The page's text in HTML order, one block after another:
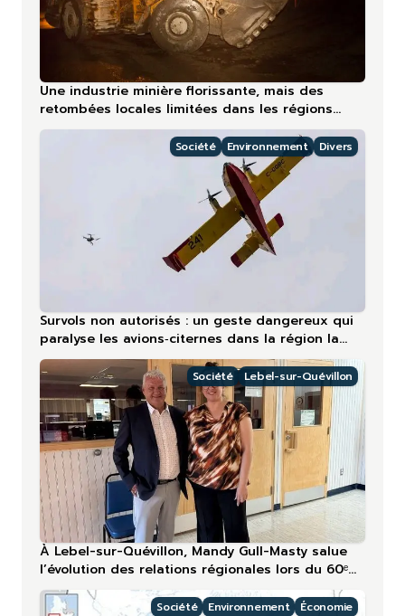
Une industrie minière florissante, mais des
retombées locales limitées dans les régions
nordiques
Société Environnement Divers
Survols non autorisés : un geste dangereux qui
paralyse les avions‑citernes dans la région la
plus touchée en 2026
Société Lebel-sur-Quévillon
À Lebel-sur-Quévillon, Mandy Gull-Masty salue
l’évolution des relations régionales lors du 60ᵉ
anniversaire
Société Environnement
Économie